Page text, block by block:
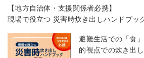
【地方自治体・支援関係者必携】
現場で役立つ 災害時炊き出しハンドブッ
避難生活での「食
的視点での炊き出